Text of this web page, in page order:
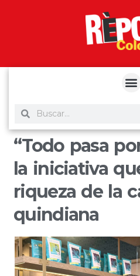
“Todo pasa
la iniciativa
riqueza de la
quindiana